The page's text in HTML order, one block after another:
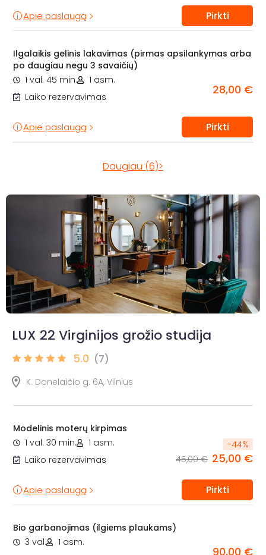
Apie paslaugą Pirkti
Ilgalaikis gelinis lakavimas (pirmas apsilankymas arba
po daugiau negu 3 savaičių)
1 val. 45 min.
1 asm.
Laiko rezervavimas
28,00 €
Apie paslaugą Pirkti
Daugiau (6)>
LUX 22 Virginijos grožio studija
5.0 (7)
K. Donelaičio g. 6A, Vilnius
Modelinis moterų kirpimas
1 val. 30 min.
1 asm.
Laiko rezervavimas
-44%
45,00 € 25,00 €
Apie paslaugą Pirkti
Bio garbanojimas (ilgiems plaukams)
3 val.
1 asm.
90,00 €